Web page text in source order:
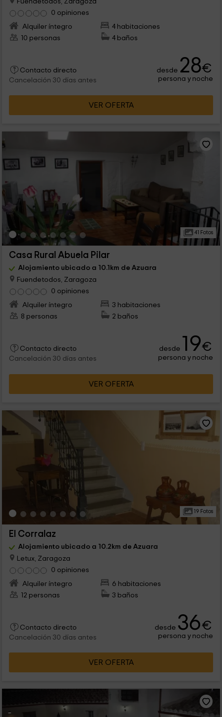
0 opiniones
Alquiler íntegro
4 habitaciones
10 personas
4 baños
Contacto directo
Cancelación 30 días antes
desde 28€
persona y noche
VER OFERTA
41 Fotos
Casa Rural Abuela Pilar
Alojamiento ubicado a 10.1km de Azuara
Fuendetodos, Zaragoza
0 opiniones
Alquiler íntegro
3 habitaciones
8 personas
2 baños
Contacto directo
Cancelación 30 días antes
desde 19€
persona y noche
VER OFERTA
19 Fotos
El Corralaz
Alojamiento ubicado a 10.2km de Azuara
Letux, Zaragoza
0 opiniones
Alquiler íntegro
6 habitaciones
12 personas
3 baños
Contacto directo
Cancelación 30 días antes
desde 36€
persona y noche
VER OFERTA